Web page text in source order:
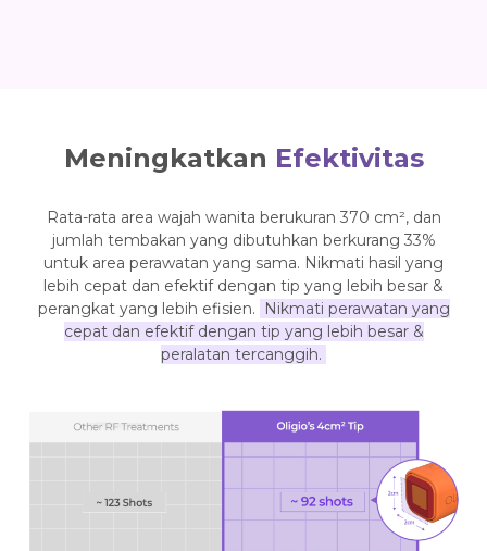
Meningkatkan Efektivitas
Rata-rata area wajah wanita berukuran 370 cm², dan
jumlah tembakan yang dibutuhkan berkurang 33%
untuk area perawatan yang sama. Nikmati hasil yang
lebih cepat dan efektif dengan tip yang lebih besar &
perangkat yang lebih efisien.
Nikmati perawatan yang
cepat dan efektif dengan tip yang lebih besar &
peralatan tercanggih.